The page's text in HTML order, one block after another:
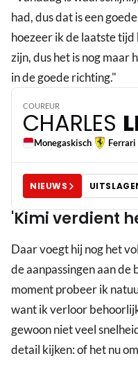
had, dus dat is een
hoezeer ik de laatste
zijn, dus het is nog maar
in de goede richting."
COUREUR
CHARLES
Monegaskisch Ferrari
NIEUWS
'Kimi verdient
Daar voegt hij nog het
de aanpassingen aan
moment probeer ik
want ik verloor
gewoon niet veel
detail kijken: of het nu